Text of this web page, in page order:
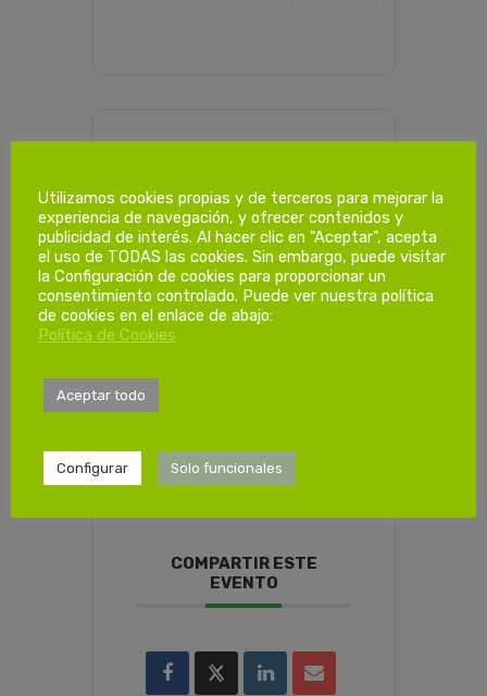
Dias de
formación.
COMPARTIR ESTE
EVENTO
Utilizamos cookies propias y de terceros para mejorar la
experiencia de navegación, y ofrecer contenidos y
publicidad de interés. Al hacer clic en "Aceptar", acepta
el uso de TODAS las cookies. Sin embargo, puede visitar
la Configuración de cookies para proporcionar un
consentimiento controlado. Puede ver nuestra política
de cookies en el enlace de abajo:
Política de Cookies
Aceptar todo
Configurar Solo funcionales